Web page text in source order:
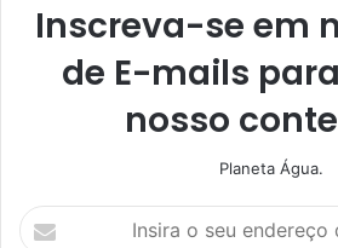
Inscreva-se em
de E-mails
nosso
Planeta Água.
I
n